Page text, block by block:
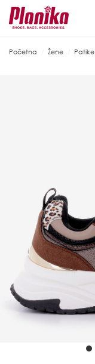
Početna Žene Patike